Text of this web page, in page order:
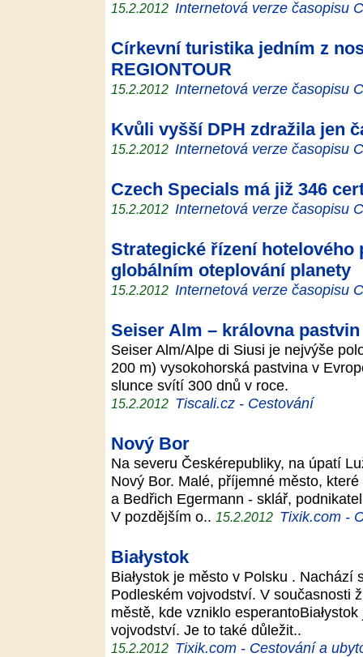
15.2.2012 Internetová verze časopisu
Církevní turistika jedním z
REGIONTOUR
15.2.2012 Internetová verze časopisu
Kvůli vyšší DPH zdražila jen
15.2.2012 Internetová verze časopisu
Czech Specials má již 346
15.2.2012 Internetová verze časopisu
Strategické řízení
globálním oteplování planety
15.2.2012 Internetová verze časopisu
Seiser Alm – královna
Seiser Alm/Alpe di Siusi je nejvýše
200 m) vysokohorská pastvina v
slunce svítí 300 dnů v roce.
15.2.2012 Tiscali.cz - Cestování
Nový Bor
Na severu Českérepubliky, na úpatí
Nový Bor. Malé, příjemné město,
a Bedřich Egermann - sklář,
V pozdějším o.. 15.2.2012 Tixik.com -
Białystok
Białystok je město v Polsku .
Podleském vojvodství. V současnosti
městě, kde vzniklo
vojvodství. Je to také důležit..
15.2.2012 Tixik.com - Cestování a